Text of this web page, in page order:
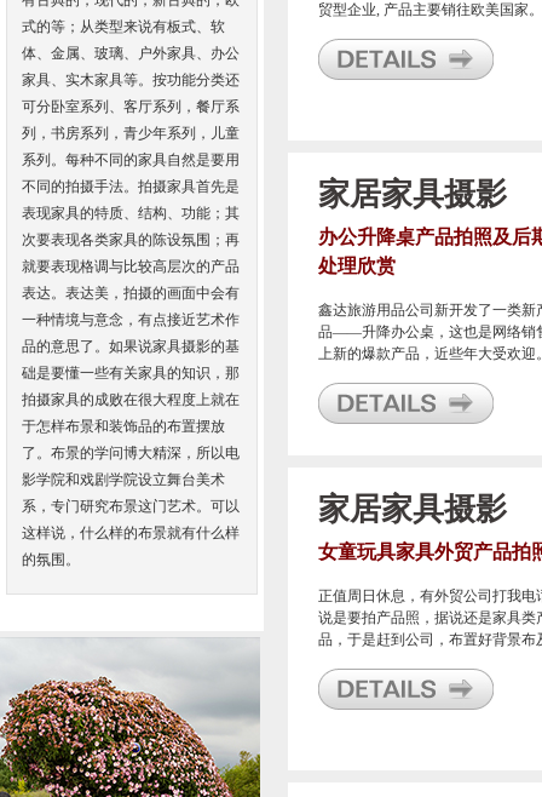
贸型企业, 产品主要销往欧美国家。
行的一次家具产品拍照。
家居家具摄影
办公升降桌产品拍照及后
处理欣赏
鑫达旅游用品公司新开发了一类新
品——升降办公桌，这也是网络销
上新的爆款产品，近些年大受欢迎
宁波甬邦广告公司来帮他们做整体
牌策划包装及设计等等。
家居家具摄影
女童玩具家具外贸产品拍
正值周日休息，有外贸公司打我电
说是要拍产品照，据说还是家具类
品，于是赶到公司，布置好背景布
需求是我们应该做到的基本点，也
有服务好每个客户，才能得到客户
式的等；从类型来说有板式、软
体、金属、玻璃、户外家具、办公
家具、实木家具等。按功能分类还
可分卧室系列、客厅系列，餐厅系
列，书房系列，青少年系列，儿童
系列。每种不同的家具自然是要用
不同的拍摄手法。拍摄家具首先是
表现家具的特质、结构、功能；其
次要表现各类家具的陈设氛围；再
就要表现格调与比较高层次的产品
表达。表达美，拍摄的画面中会有
一种情境与意念，有点接近艺术作
品的意思了。如果说家具摄影的基
础是要懂一些有关家具的知识，那
拍摄家具的成败在很大程度上就在
于怎样布景和装饰品的布置摆放
了。布景的学问博大精深，所以电
影学院和戏剧学院设立舞台美术
系，专门研究布景这门艺术。可以
这样说，什么样的布景就有什么样
的氛围。